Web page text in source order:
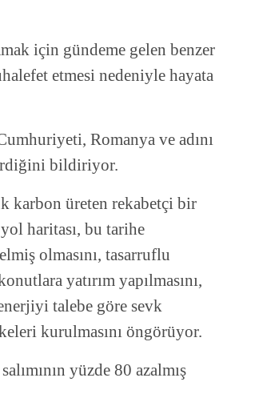
için gündeme gelen benzer
etmesi nedeniyle hayata
Romanya ve adını
bildiriyor.
karbon üreten rekabetçi bir
haritası, bu tarihe
olmasını, tasarruflu
yatırım yapılmasını,
talebe göre sevk
kurulmasını öngörüyor.
yüzde 80 azalmış